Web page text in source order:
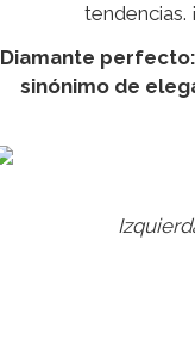
tendencias.
Diamante
sinónimo de